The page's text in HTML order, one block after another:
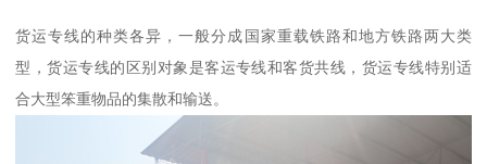
货运专线的种类各异，一般分成国家重载铁路和地方铁路两大类
型，货运专线的区别对象是客运专线和客货共线，货运专线特别适
合大型笨重物品的集散和输送。